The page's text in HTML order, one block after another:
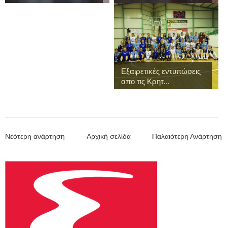
Εξαιρετικές εντυπώσεις
απο τις Κρητ...
Νεότερη ανάρτηση Παλαιότερη Ανάρτηση
Αρχική σελίδα